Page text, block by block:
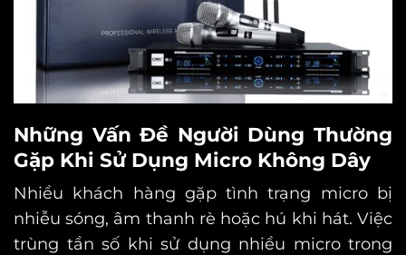
Những Vấn Đề Người Dùng Thường
Gặp Khi Sử Dụng Micro Không Dây
Nhiều khách hàng gặp tình trạng micro bị
nhiễu sóng, âm thanh rè hoặc hú khi hát. Việc
trùng tần số khi sử dụng nhiều micro trong